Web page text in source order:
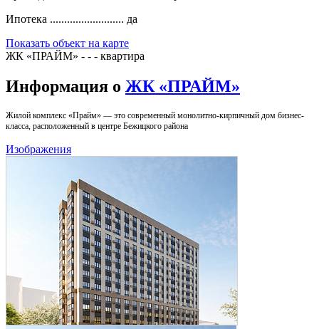
Ипотека .......................... да
Показать объект на карте
ЖК «ПРАЙМ» - - - квартира
Информация о ЖК «ПРАЙМ»
Жилой комплекс «Прайм» — это современный монолитно-кирпичный дом бизнес-
класса, расположенный в центре Бежицкого района
Изображения